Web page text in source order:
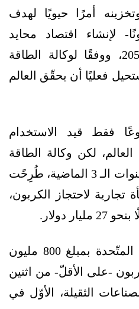
أمرًا حيويًا لهدف
لإنشاء اقتصاد محايد
للكربون، بحلول عام 2050، ووفقًا لوكالة الطاقة
فعليًا أن يحقّق العالم
20 مشروعًا فقط قيد الاستخدام
لكن وكالة الطاقة
الدولية تعتقد أنّه في السنوات الـ 3 الماضية، طُرِحًت
من 30 منشأة تجارية لاحتجاز الكربون،
دولار.
ووعدت حكومة المملكة المتّحدة بمبلغ 800 مليون
-على الأقلّ- من اثنين
الثقيلة، الأوّل في